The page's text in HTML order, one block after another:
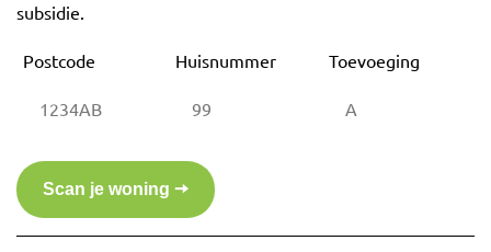
subsidie.
Postcode Huisnummer Toevoeging